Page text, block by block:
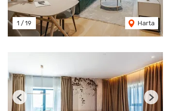
1 / 19 Harta
Previous Next